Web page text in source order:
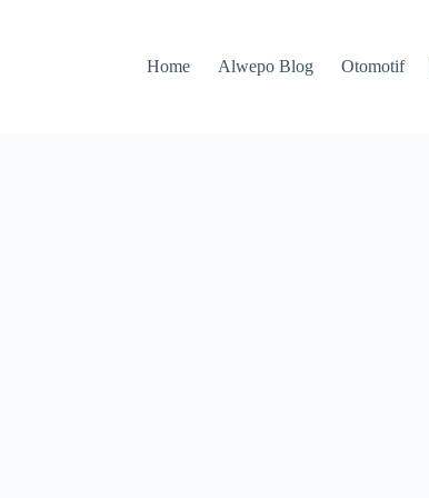
Home
Alwepo Blog Otomotif